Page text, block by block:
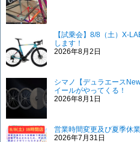
【試乗会】8/8（土）X-
します！
2026年8月2日
シマノ【デュラエース
イールがやってくる！
2026年8月1日
営業時間変更及び夏季休
2026年7月31日